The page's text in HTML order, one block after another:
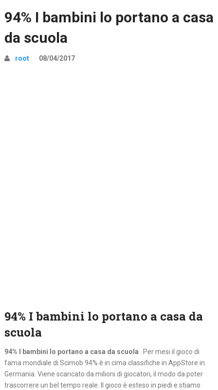
94% I bambini lo portano a casa
da scuola
root 08/04/2017
94% I bambini lo portano a casa da
scuola
94% I bambini lo portano a casa da scuola . Per mesi il gioco di
fama mondiale di Scimob 94% è in cima classifiche in AppStore in
Germania. Viene scaricato da milioni di giocatori, il modo da poter
trascorrere un bel tempo reale. Il gioco è esteso in piedi e stiamo